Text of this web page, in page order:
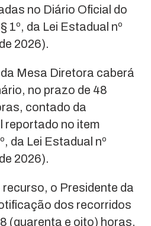
no Diário Oficial do
1º, da Lei Estadual nº
2026).
Mesa Diretora caberá
no prazo de 48
contado da
reportado no item
da Lei Estadual nº
2026).
recurso, o Presidente da
dos recorridos
(quarenta e oito) horas,